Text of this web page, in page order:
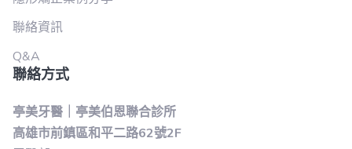
聯絡資訊
Q&A
聯絡方式
亭美牙醫｜亭美伯恩聯合診所
高雄市前鎮區和平二路62號2F